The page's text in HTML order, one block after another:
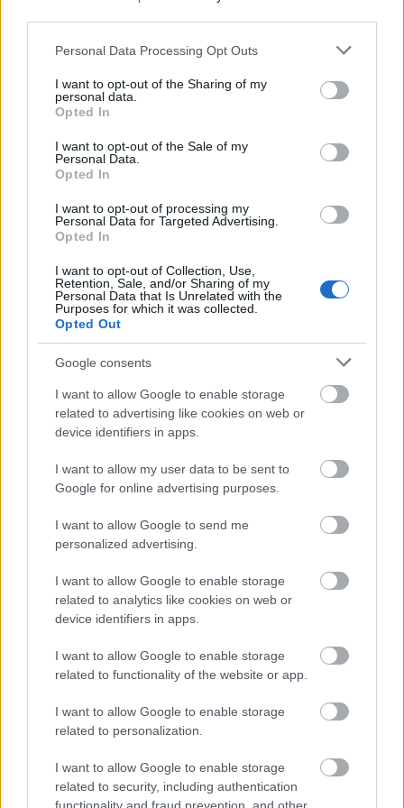
Please note that this website/app uses one or more Google
not limited to your visit or usage behaviour. You may click to
grant or deny consent to Google and its third-party tags to
use your data for below specified purposes in below Google
consent section.
Personal Data Processing Opt Outs
I want to opt-out of the Sharing of my
personal data.
Opted In
I want to opt-out of the Sale of my
Personal Data.
Opted In
I want to opt-out of processing my
Personal Data for Targeted Advertising.
Opted In
I want to opt-out of Collection, Use,
Retention, Sale, and/or Sharing of my
Personal Data that Is Unrelated with the
Purposes for which it was collected.
Opted Out
Google consents
I want to allow Google to enable storage
related to advertising like cookies on web or
device identifiers in apps.
I want to allow my user data to be sent to
Google for online advertising purposes.
I want to allow Google to send me
personalized advertising.
I want to allow Google to enable storage
related to analytics like cookies on web or
device identifiers in apps.
I want to allow Google to enable storage
related to functionality of the website or app.
I want to allow Google to enable storage
related to personalization.
I want to allow Google to enable storage
related to security, including authentication
μόνο 2 ημέρες στα χέρια σας
ΑΣΕΠ: Εξ αποστάσεως η πιο Εύκολη
Πιστοποίηση Υπολογιστών σε 2
Μάθε πρώτος όλες τις σημαντικές
ειδήσεις.
Βάλε το proson.gr στα αποτελέσματα
αναζήτησης της Google
Δημοφιλείς Ειδήσεις
σήμερα η πλατφόρμα - Ποια ΑΦΜ
κάνουν αίτηση
ΔΥΠΑ/ΟΑΕΔ: 8.000 νέες προσλήψεις -
Από σήμερα οι αιτήσεις
Αλλάζουν τα χαρτονομίσματα ευρώ –